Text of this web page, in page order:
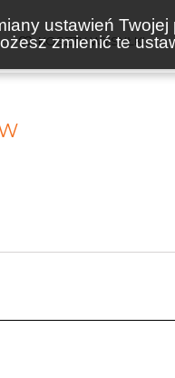
ustawień Twojej
zmienić te
KOSZTY WYSYŁKI